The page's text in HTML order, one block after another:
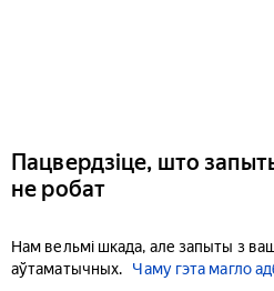
Пацвердзіце, што
не робат
Нам вельмі шкада, але запыты з
аўтаматычных.
Чаму гэта магло